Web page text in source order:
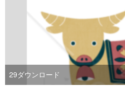
29ダウンロード